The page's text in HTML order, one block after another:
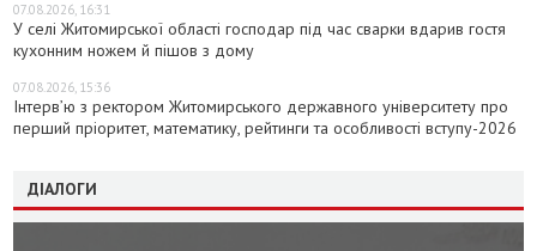
07.08.2026, 16:31
У селі Житомирської області господар під час сварки вдарив гостя
кухонним ножем й пішов з дому
07.08.2026, 15:36
Інтерв’ю з ректором Житомирського державного університету про
перший пріоритет, математику, рейтинги та особливості вступу-2026
ДІАЛОГИ